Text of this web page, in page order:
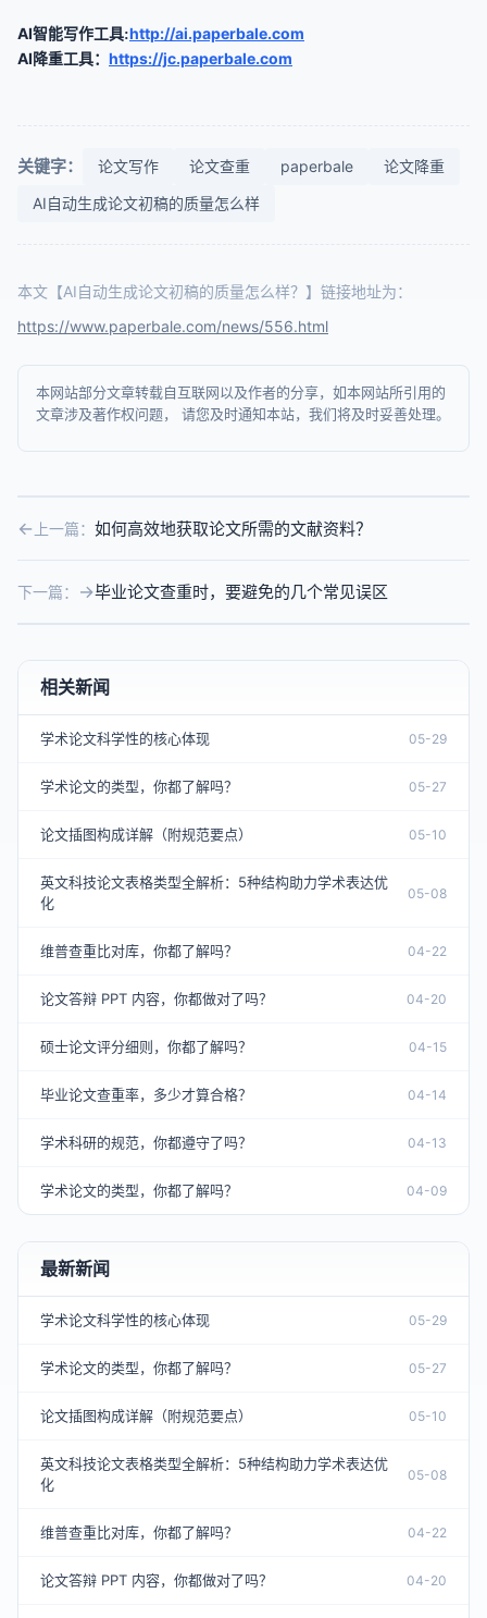
AI智能写作工具:http://ai.paperbale.com
AI降重工具： https://jc.paperbale.com
关键字： 论文写作 论文查重 paperbale
论文降重
AI自动生成论文初稿的质量怎么样
本文【AI自动生成论文初稿的质量怎么样？】链接地址为：
https://www.paperbale.com/news/556.html
本网站部分文章转载自互联网以及作者的分享，如本网站所引用的
文章涉及著作权问题， 请您及时通知本站，我们将及时妥善处理。
上一篇： 如何高效地获取论文所需的文献资料？
下一篇： 毕业论文查重时，要避免的几个常见误区
相关新闻
学术论文科学性的核心体现 05-29
学术论文的类型，你都了解吗？ 05-27
论文插图构成详解（附规范要点） 05-10
英文科技论文表格类型全解析：5种结构助力学术表达优
化
05-08
维普查重比对库，你都了解吗？ 04-22
论文答辩 PPT 内容，你都做对了吗？ 04-20
硕士论文评分细则，你都了解吗？ 04-15
毕业论文查重率，多少才算合格？ 04-14
学术科研的规范，你都遵守了吗？ 04-13
学术论文的类型，你都了解吗？ 04-09
最新新闻
学术论文科学性的核心体现 05-29
学术论文的类型，你都了解吗？ 05-27
论文插图构成详解（附规范要点） 05-10
英文科技论文表格类型全解析：5种结构助力学术表达优
化
05-08
维普查重比对库，你都了解吗？ 04-22
论文答辩 PPT 内容，你都做对了吗？ 04-20